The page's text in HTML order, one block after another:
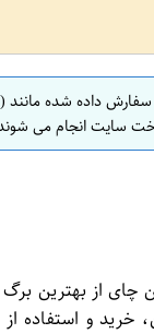
داده شده
سایت انجام می شوند
است. این چای از
و استفاده